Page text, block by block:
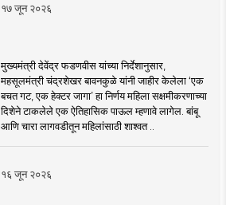
१७ जून २०२६
मुख्यमंत्री देवेंद्र फडणवीस यांच्या निर्देशानुसार,
महसूलमंत्री चंद्रशेखर बावनकुळे यांनी जाहीर केलेला ‘एक
बचत गट, एक हेक्टर जागा’ हा निर्णय महिला सक्षमीकरणाच्या
दिशेने टाकलेले एक ऐतिहासिक पाऊल म्हणावे लागेल. बांबू
आणि चारा लागवडीतून महिलांसाठी शाश्वत ..
१६ जून २०२६